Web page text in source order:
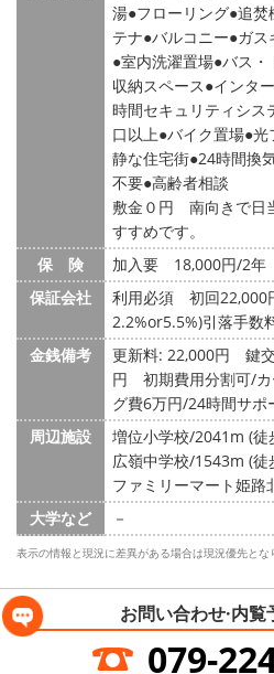
湯 フローリング 追焚
テナ バルコニー ガス
室内洗濯置場 バス・
収納スペース インタ
時間セキュリティシス
口以上 バイク置場 光
静な住宅街 24時間換
不要 高齢者相談
敷金０円 南向きで日
すすめです。
保 険
加入要 18,000円/2年
保証会社
利用必須 初回22,000
2.2%or5.5%)引落手数
金銭備考
更新料: 22,000円 鍵
円
初期費用分割可/
グ費6万円/24時間サポ
周辺施設
増位小学校/2041m (徒
広嶺中学校/1543m (徒
ファミリーマート姫
大学など
－
表示の情報と現況に差異がある場合は現況優先とな
お問い合わせ·内覧
079-